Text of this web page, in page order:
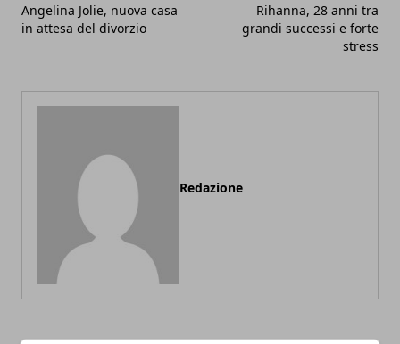
Angelina Jolie, nuova casa
in attesa del divorzio
Rihanna, 28 anni tra
grandi successi e forte
stress
Redazione